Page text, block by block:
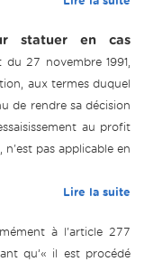
statuer en cas
du 27 novembre 1991,
aux termes duquel
de rendre sa décision
au profit
pas applicable en
Lire la suite
à l'article 277
qu’« il est procédé